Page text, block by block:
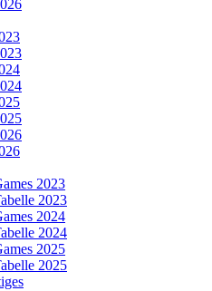
2023
2023
2024
2024
2025
2025